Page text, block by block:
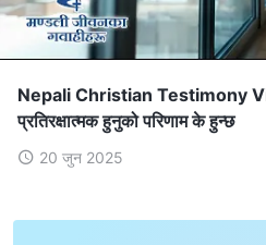
Nepali Christian Testimony
प्रतिरक्षात्मक हुनुको परिणाम के हुन्छ
20 जुन 2025